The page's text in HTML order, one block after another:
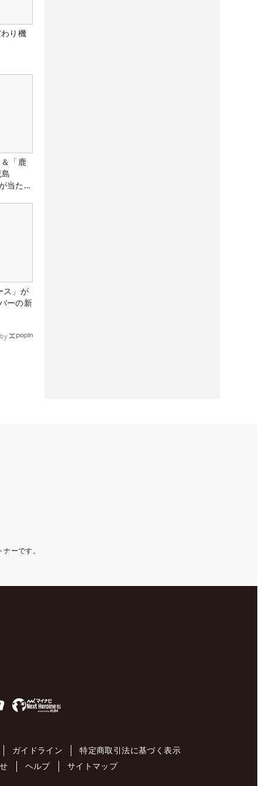
り機
「鹿
当た
ス」が
ーの新
ーです。
ガイドライン
特定商取引法に基づく表示
ヘルプ サイトマップ